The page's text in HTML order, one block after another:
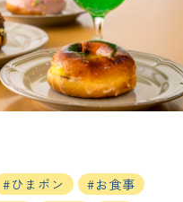
#ひまポン
#お食事